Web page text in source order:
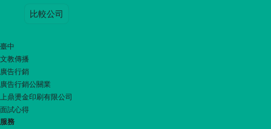
比較公司
臺中
文教傳播
廣告行銷
廣告行銷公關業
上鼎燙金印刷有限公司
面試心得
服務